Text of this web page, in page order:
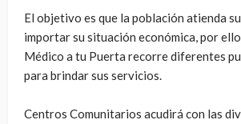
El objetivo es que la población atienda
importar su situación económica, por
Médico a tu Puerta recorre diferentes
para brindar sus servicios.
Centros Comunitarios acudirá con las